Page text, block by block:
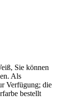
Sie können
Als
Verfügung; die
bestellt